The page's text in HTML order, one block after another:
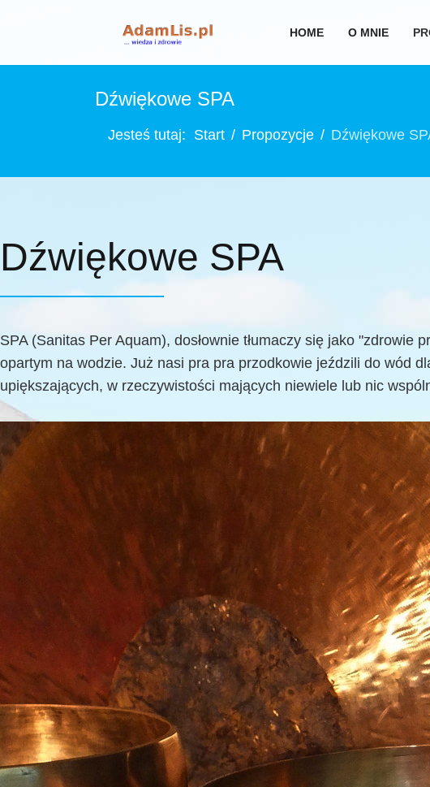
HOME O MNIE
Dźwiękowe SPA
Jesteś tutaj: Start Propozycje Dźwiękowe
Dźwiękowe SPA
SPA (Sanitas Per Aquam), dosłownie tłumaczy się jako
opartym na wodzie. Już nasi pra pra przodkowie jeździli do wód
upiększających, w rzeczywistości mających niewiele lub nic